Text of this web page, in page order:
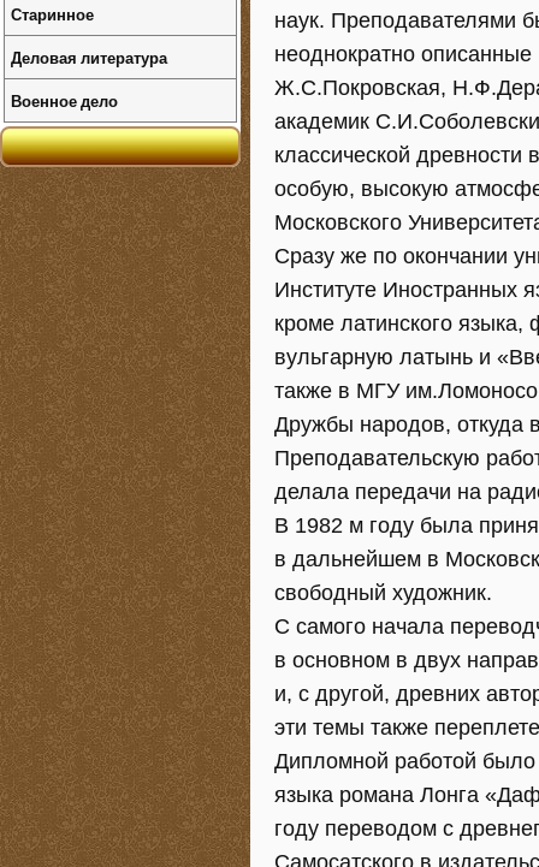
наук. Преподавателями
неоднократно
Ж.С.Покровская,
академик
классической древности
особую, высокую
Московского
Сразу же по окончании
Институте Иностранных
кроме латинского языка,
вульгарную латынь и
также в МГУ
Дружбы народов, откуда
Преподавательскую
делала передачи на
В 1982 м году была
в дальнейшем в
свободный художник.
С самого начала
в основном в двух
и, с другой, древних
эти темы также
Дипломной работой было
языка романа Лонга
году переводом с
Самосатского в
Старинное
Деловая литература
Военное дело